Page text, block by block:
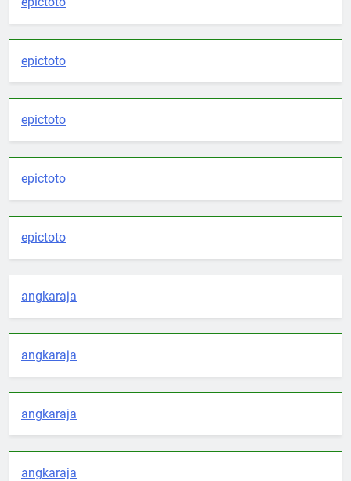
epictoto
epictoto
epictoto
epictoto
angkaraja
angkaraja
angkaraja
angkaraja